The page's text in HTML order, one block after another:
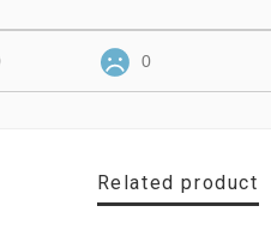
0
Related product